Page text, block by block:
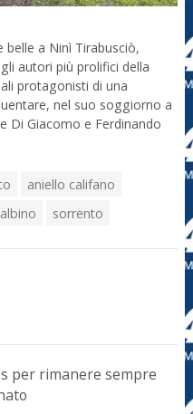
belle a Ninì Tirabusciò,
autori più prolifici della
protagonisti di una
nel suo soggiorno a
Di Giacomo e Ferdinando
aniello califano
sorrento
per rimanere sempre